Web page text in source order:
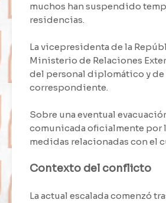
muchos han suspendido
residencias.
La vicepresidenta de la
Ministerio de Relaciones
del personal diplomático y
correspondiente.
Sobre una eventual
comunicada oficialmente por
medidas relacionadas con el
Contexto del conflicto
La actual escalada comenzó